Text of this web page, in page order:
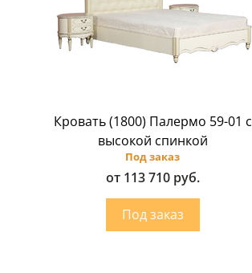
Кровать (1800) Палермо 59-01 с
высокой спинкой
Под заказ
от 113 710 руб.